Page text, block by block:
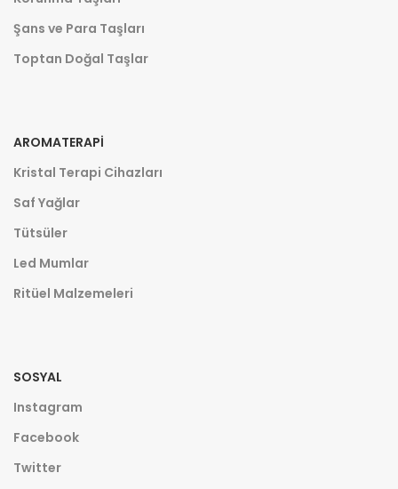
Şans ve Para Taşları
Toptan Doğal Taşlar
AROMATERAPI
Kristal Terapi Cihazları
Saf Yağlar
Tütsüler
Led Mumlar
Ritüel Malzemeleri
SOSYAL
Instagram
Facebook
Twitter